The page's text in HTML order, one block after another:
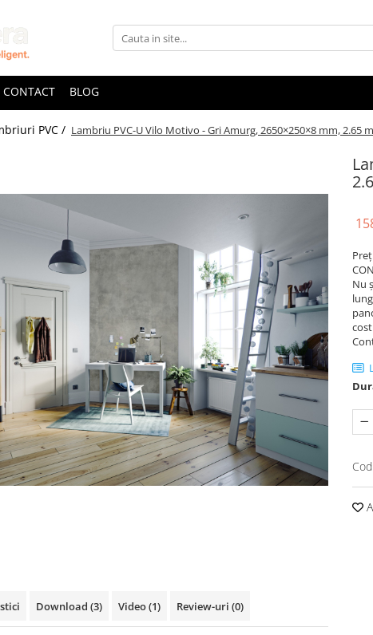
CONTACT BLOG
PVC / Lambriu PVC-U Vilo Motivo - Gri Amurg, 2650×250×8 mm, 2.65
Nu
Download (3) Video(1) Review-uri (0)